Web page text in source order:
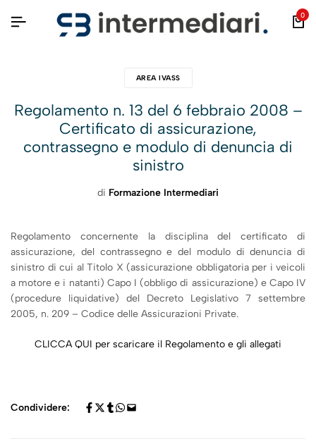
0
AREA IVASS
Regolamento n. 13 del 6 febbraio 2008 –
Certificato di assicurazione,
contrassegno e modulo di denuncia di
sinistro
di Formazione Intermediari
Regolamento concernente la disciplina del certificato di
assicurazione, del contrassegno e del modulo di denuncia di
sinistro di cui al Titolo X (assicurazione obbligatoria per i veicoli
a motore e i natanti) Capo I (obbligo di assicurazione) e Capo IV
(procedure liquidative) del Decreto Legislativo 7 settembre
2005, n. 209 – Codice delle Assicurazioni Private.
CLICCA QUI per scaricare il Regolamento e gli allegati
Condividere: